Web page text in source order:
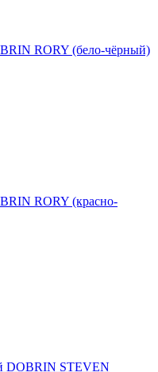
RORY (бело-чёрный)
RORY (красно-
DOBRIN STEVEN